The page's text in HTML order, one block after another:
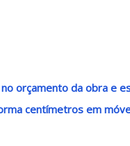
orçamento da obra e
centímetros em